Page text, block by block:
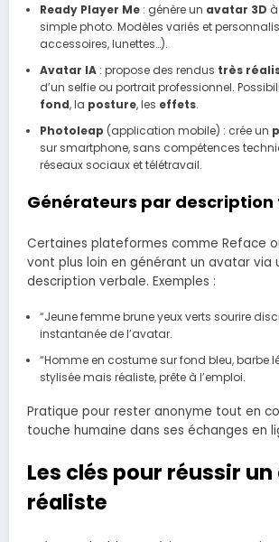
Ready Player Me: génère un avatar 3D
simple photo. Modèles variés et
accessoires, lunettes…).
Avatar IA: propose des rendus très
d’un selfie ou portrait professionnel.
fond, la posture, les effets.
Photoleap (application mobile) : crée un
sur smartphone, sans compétences
réseaux sociaux et télétravail.
Générateurs par
Certaines plateformes comme Reface
vont plus loin en générant un avatar via
description verbale. Exemples :
“Jeune femme brune yeux verts sourire
instantanée de l’avatar.
“Homme en costume sur fond bleu, barbe
stylisée mais réaliste, prête à l’emploi.
Pratique pour rester anonyme tout en
touche humaine dans ses échanges en
Les clés pour réussir
réaliste